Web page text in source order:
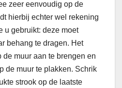
zeer eenvoudig op de
hierbij echter wel rekening
u gebruikt: deze moet
behang te dragen. Het
de muur aan te brengen en
de muur te plakken. Schrik
strook op de laatste